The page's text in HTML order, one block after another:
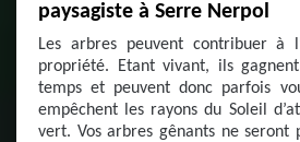
paysagiste à Serre Nerpol
Les arbres peuvent contribuer à
propriété. Etant vivant, ils
temps et peuvent donc parfois
empêchent les rayons du Soleil
vert. Vos arbres gênants ne seront